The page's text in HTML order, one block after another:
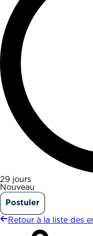
29 jours
Nouveau
Postuler
Retour à la liste des